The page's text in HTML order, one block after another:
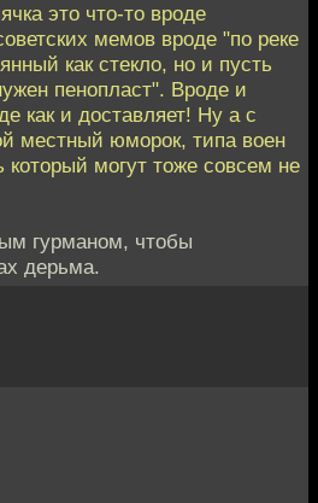
это что-то вроде
мемов вроде "по реке
как стекло, но и пусть
пенопласт". Вроде и
как и доставляет! Ну а с
местный юморок, типа воен
могут тоже совсем не
гурманом, чтобы
дерьма.